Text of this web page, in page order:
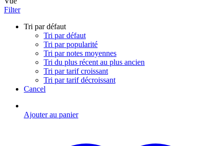
Filter
Tri par défaut
Tri par défaut
Tri par popularité
Tri par notes moyennes
Tri du plus récent au plus ancien
Tri par tarif croissant
Tri par tarif décroissant
Cancel
Ajouter au panier